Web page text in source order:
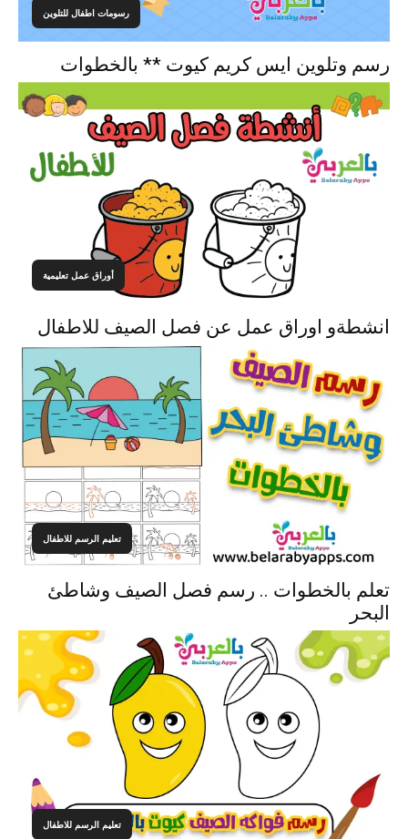
رسومات اطفال للتلوين
رسم وتلوين ايس كريم كيوت ** بالخطوات
أوراق عمل تعليمية
انشطةو اوراق عمل عن فصل الصيف للاطفال
تعليم الرسم للاطفال
تعلم بالخطوات .. رسم فصل الصيف وشاطئ
البحر
تعليم الرسم للاطفال